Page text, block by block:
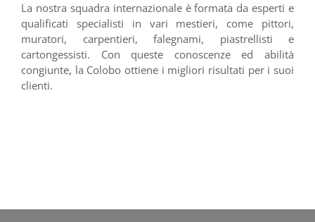
La nostra squadra internazionale è formata da esperti e
qualificati specialisti in vari mestieri, come pittori,
muratori, carpentieri, falegnami, piastrellisti e
cartongessisti. Con queste conoscenze ed abilità
congiunte, la Colobo ottiene i migliori risultati per i suoi
clienti.